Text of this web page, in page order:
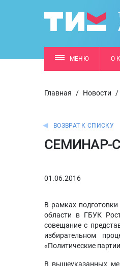
МЕНЮ О
Главная / Новости /
ВОЗВРАТ К СПИСКУ
СЕМИНАР-
01.06.2016
В рамках
области в ГБУК
совещание с
избирательном
«Политические
В вышеуказанных